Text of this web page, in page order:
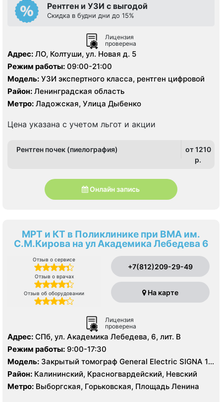
Рентген и УЗИ с выгодой
Скидка в будни дни до 15%
Лицензия
проверена
Адрес: ЛО, Колтуши, ул. Новая д. 5
Режим работы: 09:00-21:00
Модель: УЗИ экспертного класса, рентген цифровой
Район: Ленинградская область
Метро: Ладожская, Улица Дыбенко
Цена указана с учетом льгот и акции
Рентген почек (пиелография)
от 1210
p.
Онлайн запись
МРТ и КТ в Поликлинике при ВМА им.
С.М.Кирова на ул Академика Лебедева 6
Отзыв о сервисе
Отзыв о врачах
Отзыв об оборудовании
+7(812)209-29-49
На карте
Лицензия
проверена
Адрес: СПб, ул. Академика Лебедева, 6, лит. В
Режим работы: 9:00-17:30
Модель: Закрытый томограф General Electric SIGNA 1.5
Тесла, КТ General Electric 16 срезов, УЗИ
Район: Калининский, Красногвардейский, Невский
Метро: Выборгская, Горьковская, Площадь Ленина